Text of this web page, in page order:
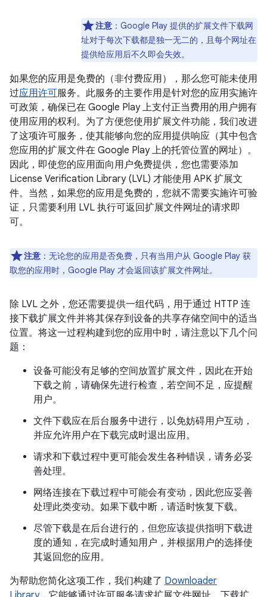
注意 ：Google Play 提供的扩展文件下载网
址对于每次下载都是独一无二的，且每个网址在
提供给应用后不久即会失效。
如果您的应用是免费的（非付费应用），那么您可能未使用
过应用许可服务。此服务的主要作用是针对您的应用实施许
可政策，确保已在 Google Play 上支付正当费用的用户拥有
使用应用的权利。为了方便您使用扩展文件功能，我们改进
了这项许可服务，使其能够向您的应用提供响应（其中包含
您应用的扩展文件在 Google Play 上的托管位置的网址）。
因此，即使您的应用面向用户免费提供，您也需要添加
License Verification Library (LVL) 才能使用 APK 扩展文
件。当然，如果您的应用是免费的，您就不需要实施许可验
证，只需要利用 LVL 执行可返回扩展文件网址的请求即
可。
注意 ：无论您的应用是否免费，只有当用户从 Google Play 获
取您的应用时，Google Play 才会返回该扩展文件网址。
除 LVL 之外，您还需要提供一组代码，用于通过 HTTP 连
接下载扩展文件并将其保存到设备的共享存储空间中的适当
位置。将这一过程构建到您的应用中时，请注意以下几个问
题：
设备可能没有足够的空间放置扩展文件，因此在开始
下载之前，请确保先进行检查，若空间不足，应提醒
用户。
文件下载应在后台服务中进行，以免妨碍用户互动，
并应允许用户在下载完成时退出应用。
请求和下载过程中更可能会发生各种错误，请务必妥
善处理。
网络连接在下载过程中可能会有变动，因此您应妥善
处理此类变动。如果下载中断，请适时恢复下载。
尽管下载是在后台进行的，但您应该提供指明下载进
度的通知，在完成时通知用户，并根据用户的选择使
其返回您的应用。
为帮助您简化这项工作，我们构建了 Downloader